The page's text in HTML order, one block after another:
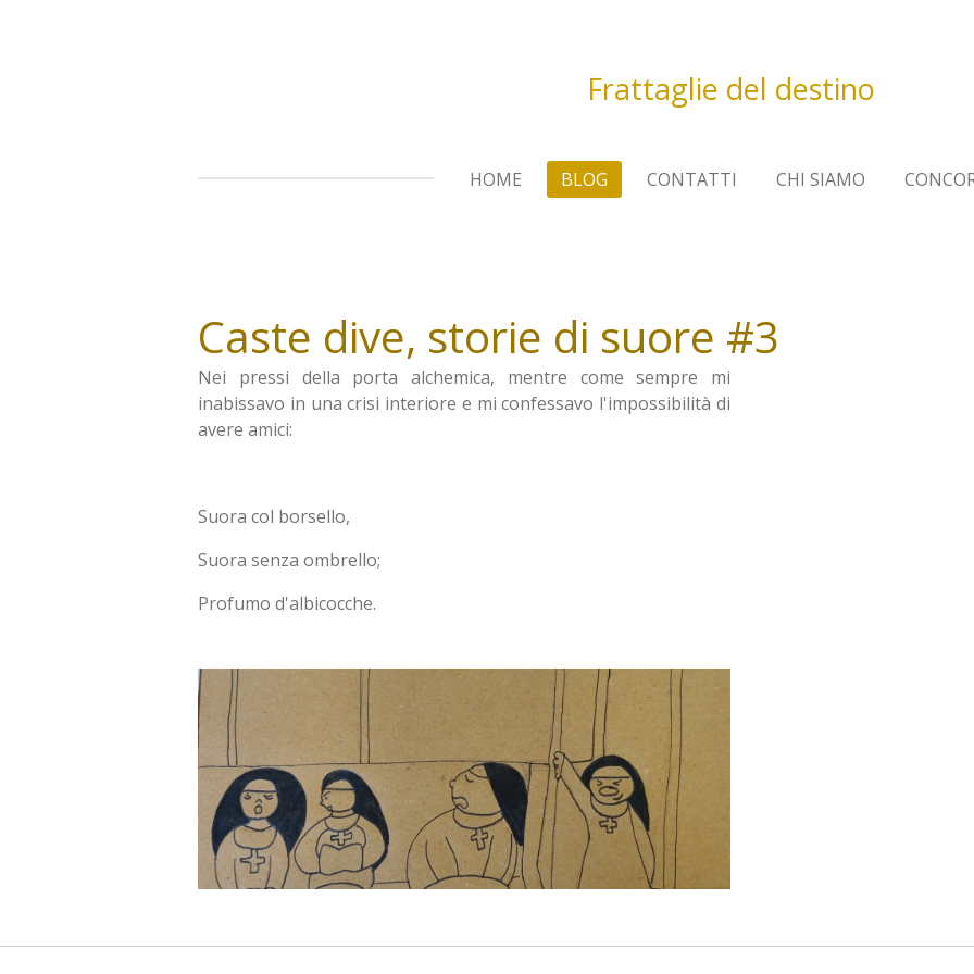
Frattaglie del destino
HOME BLOG CONTATTI CHI SIAMO
Caste dive, storie di suore #3
Nei pressi della porta alchemica, mentre come sempre mi
inabissavo in una crisi interiore e mi confessavo l'impossibilità di
avere amici:
Suora col borsello,
Suora senza ombrello;
Profumo d'albicocche.